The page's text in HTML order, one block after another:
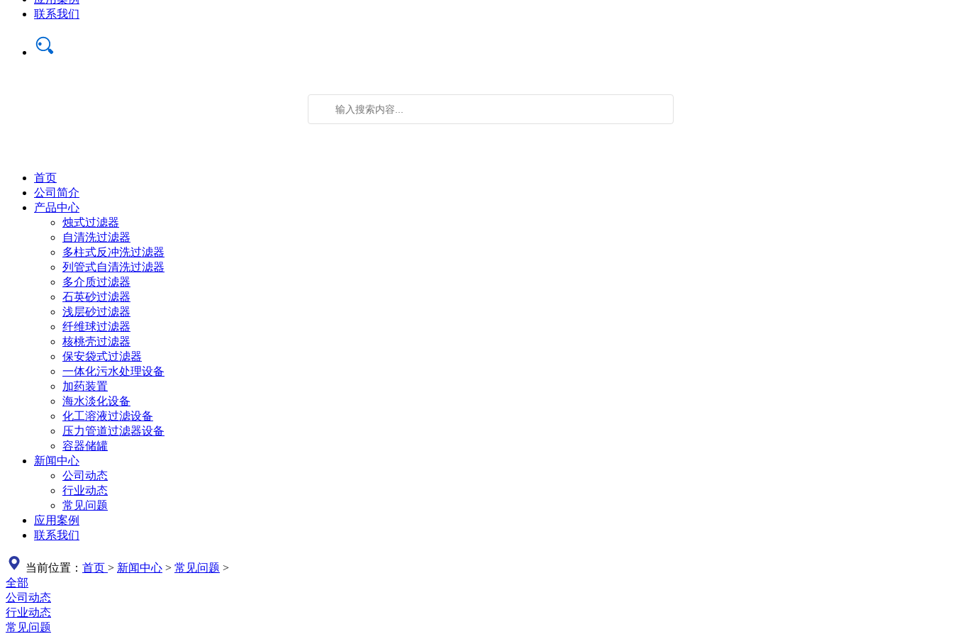
联系我们
首页
公司简介
产品中心
烛式过滤器
自清洗过滤器
多柱式反冲洗过滤器
列管式自清洗过滤器
多介质过滤器
石英砂过滤器
浅层砂过滤器
纤维球过滤器
核桃壳过滤器
保安袋式过滤器
一体化污水处理设备
加药装置
海水淡化设备
化工溶液过滤设备
压力管道过滤器设备
容器储罐
新闻中心
公司动态
行业动态
常见问题
应用案例
联系我们
当前位置： 首页 > 新闻中心 > 常见问题 >
全部
公司动态
行业动态
常见问题